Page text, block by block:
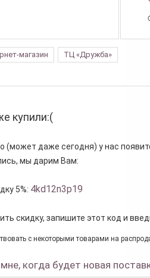
магазин ТЦ «Дружба»
купили:(
(может даже сегодня) у нас
мы дарим Вам:
5%: 4kd12n3p19
скидку, запишите этот код и
с некоторыми товарами на
когда будет новая